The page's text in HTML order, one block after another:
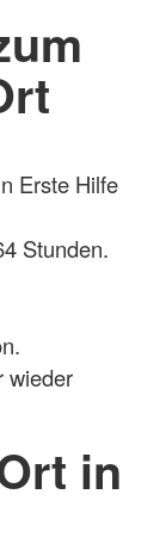
Erste Hilfe
Stunden.
wieder
in